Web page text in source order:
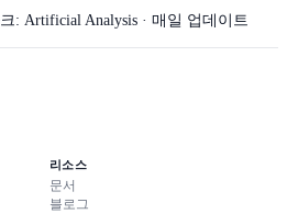
: Artificial Analysis · 매일 업데이트
리소스
문서
블로그